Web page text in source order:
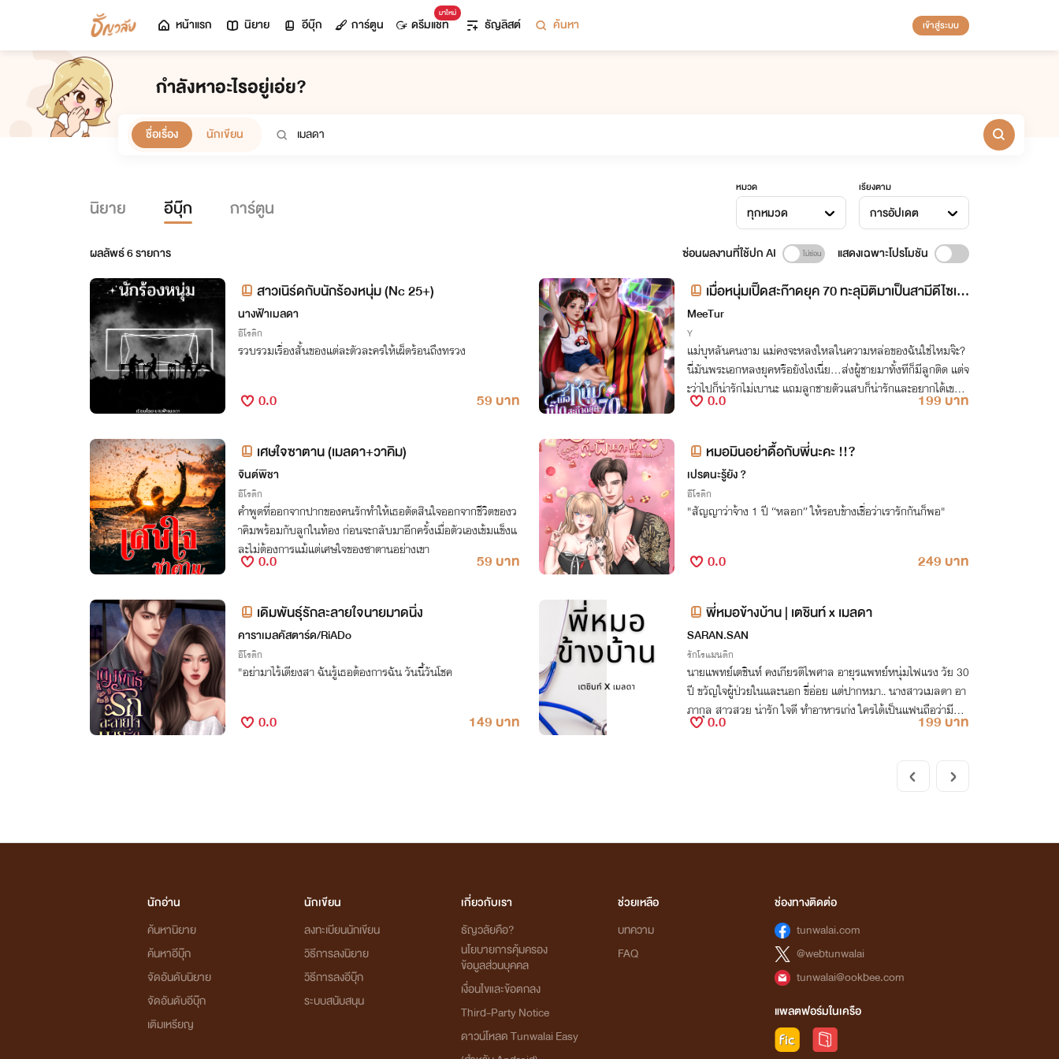
หน้าแรก นิยาย อีบุ๊ก การ์ตูน
มาใหม่
ดรีมแชท ธัญลิสต์ ค้นหา เข้าสู่ระบบ
กำลังหาอะไรอยู่เอ่ย?
ชื่อเรื่อง นักเขียน
นิยาย อีบุ๊ก การ์ตูน
หมวด
ทุกหมวด
เรียงตาม
การอัปเดต
ผลลัพธ์6รายการ ซ่อนผลงานที่ใช้ปก AI แสดงเฉพาะโปรโมชัน
สาวเนิร์ดกับนักร้องหนุ่ม (Nc 25+)
นางฟ้าเมลดา
อีโรติก
รวบรวมเรื่องสั้นของแต่ละตัวละครให้เผ็ดร้อนถึงทรวง
0.0 59 บาท
เมื่อหนุ่มเปิ๊ดสะก๊าดยุค 70 ทะลุมิติมาเป็นสามีดีไซเน
อร์ (Omegaverse)
MeeTur
Y
แม่บุหลันคนงาม แม่คงจะหลงใหลในความหล่อของฉันใช่ไหมจ๊ะ?
นี่มันพระเอกหลงยุคหรือยังไงเนี่ย...ส่งผู้ชายมาทั้งทีก็มีลูกติด แต่จ
ะว่าไปก็น่ารักไม่เบานะ แถมลูกชายตัวแสบก็น่ารักและอยากได้เขาเป็
นแม่เสียด้วย
0.0 199 บาท
เศษใจซาตาน (เมลดา+วาคิม)
จินต์พิชา
อีโรติก
คำพูดที่ออกจากปากของคนรักทำให้เธอตัดสินใจออกจากชีวิตของว
าคิมพร้อมกับลูกในท้อง ก่อนจะกลับมาอีกครั้งเมื่อตัวเองเข้มแข็งแ
ละไม่ต้องการแม้แต่เศษใจของซาตานอย่างเขา
0.0 59 บาท
หมอมินอย่าดื้อกับพี่นะคะ !!?
เปรตนะรู้ยัง ?
อีโรติก
"สัญญาว่าจ้าง 1 ปี “หลอก” ให้รอบข้างเชื่อว่าเรารักกันก็พอ"
0.0 249 บาท
เดิมพันธุ์รักละลายใจนายมาดนิ่ง
คาราเมลคัสตาร์ด/RiADo
อีโรติก
"อย่ามาไร้เดียงสา ฉันรู้เธอต้องการฉัน วันนี้วันโชค
0.0 149 บาท
พี่หมอข้างบ้าน | เตชินท์ x เมลดา
SARAN.SAN
รักโรแมนติก
นายแพทย์เตชินท์ คงเกียรติไพศาล อายุรแพทย์หนุ่มไฟแรง วัย 30
ปี ขวัญใจผู้ป่วยในและนอก ขี่อ่อย แต่ปากหมา.. นางสาวเมลดา อา
ภากุล สาวสวย น่ารัก ใจดี ทำอาหารเก่ง ใครได้เป็นแฟนถือว่ามีบุ
ญ ความรักที่เกิดจากความผูกพันและความใกล้ชิดที่มีให้กันมาตั้งแ 0.0 199 บาท
นักอ่าน
ค้นหานิยาย
ค้นหาอีบุ๊ก
จัดอันดับนิยาย
จัดอันดับอีบุ๊ก
เติมเหรียญ
นักเขียน
ลงทะเบียนนักเขียน
วิธีการลงนิยาย
วิธีการลงอีบุ๊ก
ระบบสนับสนุน
เกี่ยวกับเรา
ธัญวลัยคือ?
นโยบายการคุ้มครอง
ข้อมูลส่วนบุคคล
เงื่อนไขและข้อตกลง
Third-Party Notice
ดาวน์โหลด Tunwalai Easy
ช่วยเหลือ
บทความ
FAQ
ช่องทางติดต่อ
tunwalai.com
@webtunwalai
tunwalai@ookbee.com
แพลตฟอร์มในเครือ